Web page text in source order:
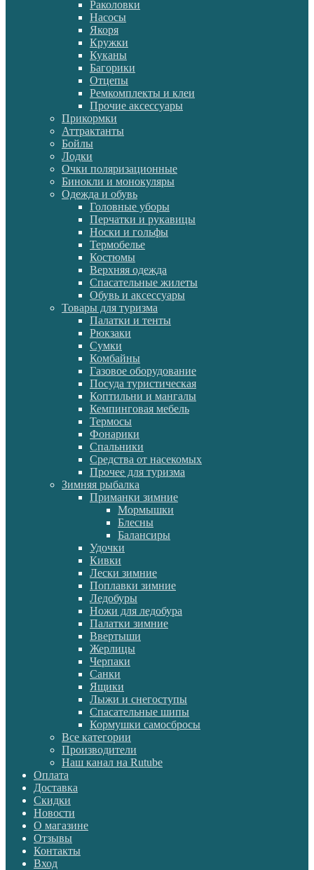
Раколовки
Насосы
Якоря
Кружки
Куканы
Багорики
Отцепы
Ремкомплекты и клеи
Прочие аксессуары
Прикормки
Аттрактанты
Бойлы
Лодки
Очки поляризационные
Бинокли и монокуляры
Одежда и обувь
Головные уборы
Перчатки и рукавицы
Носки и гольфы
Термобелье
Костюмы
Верхняя одежда
Спасательные жилеты
Обувь и аксессуары
Товары для туризма
Палатки и тенты
Рюкзаки
Сумки
Комбайны
Газовое оборудование
Посуда туристическая
Коптильни и мангалы
Кемпинговая мебель
Термосы
Фонарики
Спальники
Средства от насекомых
Прочее для туризма
Зимняя рыбалка
Приманки зимние
Мормышки
Блесны
Балансиры
Удочки
Кивки
Лески зимние
Поплавки зимние
Ледобуры
Ножи для ледобура
Палатки зимние
Ввертыши
Жерлицы
Черпаки
Санки
Ящики
Лыжи и снегоступы
Спасательные шипы
Кормушки самосбросы
Все категории
Производители
Наш канал на Rutube
Оплата
Доставка
Скидки
Новости
О магазине
Отзывы
Контакты
Вход